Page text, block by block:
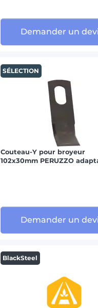
Demander un
SÉLECTION
Couteau-Y pour broyeur
102x30mm PERUZZO
Demander un
BlackSteel